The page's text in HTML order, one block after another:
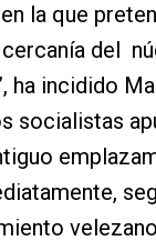
la que
del
ha incidido
socialistas